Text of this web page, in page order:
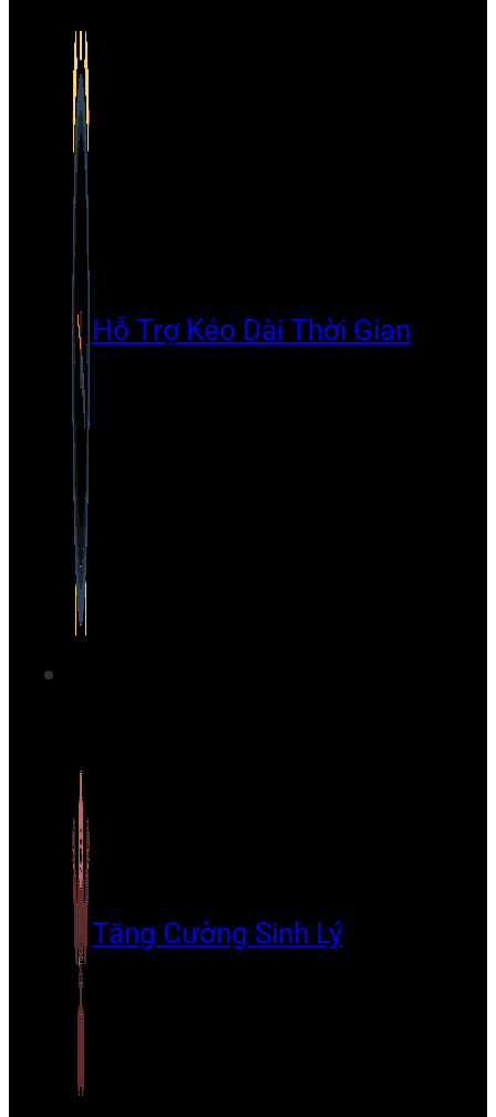
Hỗ Trợ Kéo Dài Thời Gian
Tăng Cường Sinh Lý